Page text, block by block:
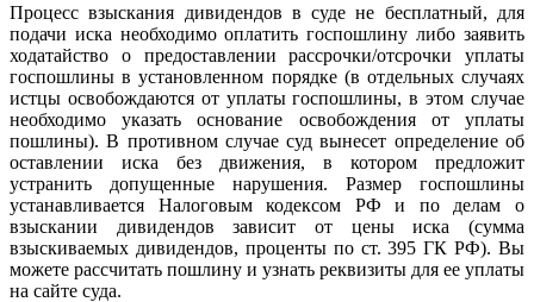
Процесс взыскания дивидендов в суде не бесплатный, для
подачи иска необходимо оплатить госпошлину либо заявить
ходатайство о предоставлении рассрочки/отсрочки уплаты
госпошлины в установленном порядке (в отдельных случаях
истцы освобождаются от уплаты госпошлины, в этом случае
необходимо указать основание освобождения от уплаты
пошлины). В противном случае суд вынесет определение об
оставлении иска без движения, в котором предложит
устранить допущенные нарушения. Размер госпошлины
устанавливается Налоговым кодексом РФ и по делам о
взыскании дивидендов зависит от цены иска (сумма
взыскиваемых дивидендов, проценты по ст. 395 ГК РФ). Вы
можете рассчитать пошлину и узнать реквизиты для ее уплаты
на сайте суда.